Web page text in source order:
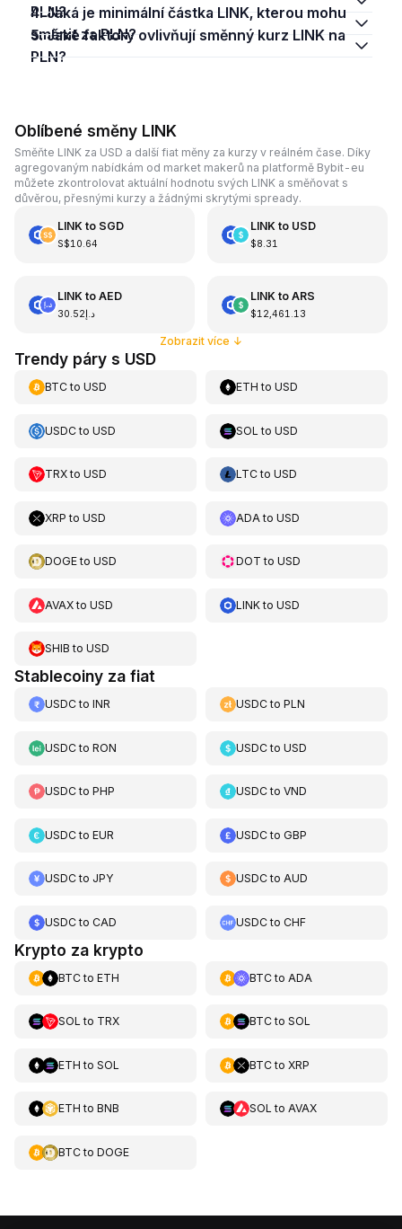
PLN?
4. Jaká je minimální částka LINK, kterou mohu
směnit za PLN?
5. Jaké faktory ovlivňují směnný kurz LINK na
PLN?
Oblíbené směny LINK
Směňte LINK za USD a další fiat měny za kurzy v reálném čase. Díky
agregovaným nabídkám od market makerů na platformě Bybit-eu
můžete zkontrolovat aktuální hodnotu svých LINK a směňovat s
důvěrou, přesnými kurzy a žádnými skrytými spready.
LINKto SGD
S$10.64
LINKto USD
$8.31
LINKto AED
د.إ30.52
LINKto ARS
$12,461.13
Zobrazit více ↓
Trendy páry s USD
BTCto USD ETH toUSD
USDCto USD SOL toUSD
TRXto USD LTCtoUSD
XRP to USD ADA toUSD
DOGEto USD DOT toUSD
AVAXto USD LINKtoUSD
SHIB to USD
Stablecoiny za fiat
USDCto INR USDCtoPLN
USDCto RON USDCtoUSD
USDCto PHP USDCtoVND
USDCto EUR USDCtoGBP
USDCto JPY USDCtoAUD
USDCto CAD USDCtoCHF
Krypto za krypto
BTCto ETH BTCto ADA
SOL to TRX BTCto SOL
ETH to SOL BTCto XRP
ETH to BNB SOL to AVAX
BTCto DOGE